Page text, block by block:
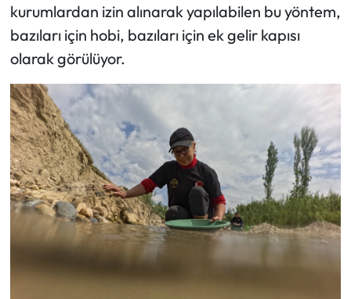
kurumlardan izin alınarak yapılabilen bu yöntem,
bazıları için hobi, bazıları için ek gelir kapısı
olarak görülüyor.